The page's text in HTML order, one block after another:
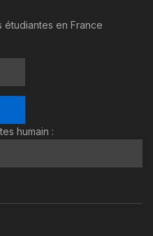
en France
humain :